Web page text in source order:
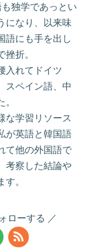
独学であっとい
になり、以来味
語にも手を出し
挫折。
入れてドイツ
スペイン語、中
な学習リソース
が英語と韓国語
て他の外国語で
考察した結論や
。
ローする